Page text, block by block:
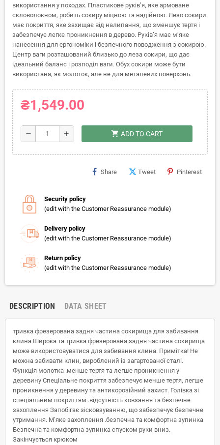
використання у походах. Пластикове руків’я, яке армоване
скловолокном, робить сокиру міцною та надійною. Лезо сокири
має покриття, яке захищає від налипання, що зменшує тертя і
забезпечує легке проникнення в дерево. Руків’я має м’яке
нанесення для ергономіки і безпечного поводження з сокирою.
Центр ваги розташований близько до леза сокири, що дає
ідеальний баланс і розподіл ваги. Обух сокири може бути
використана, як молоток, але не для металевих поверхонь.
₴1,549.00
remove add shopping_cart ADD TO CART
Share Tweet Pinterest
Security policy
(edit with the Customer Reassurance module)
Delivery policy
(edit with the Customer Reassurance module)
Return policy
(edit with the Customer Reassurance module)
DESCRIPTION DATA SHEET
тривка фрезерована задня частина сокирища для забивання
клина Широка та тривка фрезерована задня частина сокирища
може використовуватися для забивання клина. Примітка! Не
можна забивати клин, вироблений із загартованої сталі.
Функція молотка .менше тертя та легше проникнення у
деревину Спеціальне покриття забезпечує менше тертя, легше
проникнення у деревину та антикорозійний захист. Голівка зі
спеціальним покриттям .відсутність ковзання та безпечне
захоплення Запобігає зісковзуванню, що забезпечує безпечне
утримання. М’яке захоплення .безпечна та комфортна зупинка
Безпечна та комфортна зупинка спуском руки вниз.
Закінчується крюком